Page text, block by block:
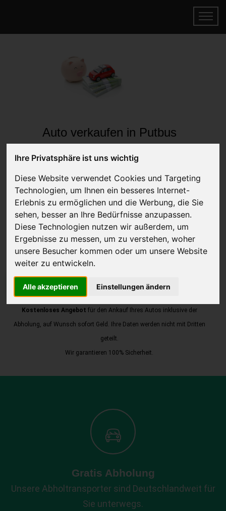
Ihre Privatsphäre ist uns wichtig
Diese Website verwendet Cookies und Targeting
Technologien, um Ihnen ein besseres Internet-
Erlebnis zu ermöglichen und die Werbung, die Sie
sehen, besser an Ihre Bedürfnisse anzupassen.
Diese Technologien nutzen wir außerdem, um
Ergebnisse zu messen, um zu verstehen, woher
unsere Besucher kommen oder um unsere Website
weiter zu entwickeln.
Alle akzeptieren Einstellungen ändern
Auto verkaufen in Putbus
Mecklenburg-Vorpommern
Online Auto verkaufen & gratis abholen
lassen
Auf Wunsch sofort Geld für Ihr Auto erhalten
JETZT KOSTENLOSE BEWERTUNG
Kostenloses Angebot für den Ankauf Ihres Autos inklusive der
Abholung, auf Wunsch sofort Geld. Ihre Daten werden nicht mit Dritten
geteilt.
Wir garantieren 100% Sicherheit.
Gratis Abholung
Unsere Abholtransporter sind Deutschlandweit für
Sie unterwegs.